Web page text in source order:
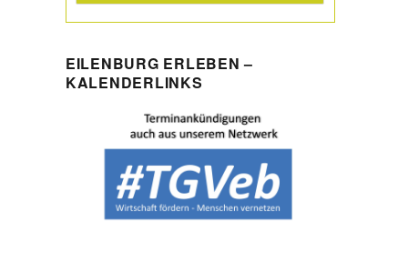
EILENBURG ERLEBEN –
KALENDERLINKS